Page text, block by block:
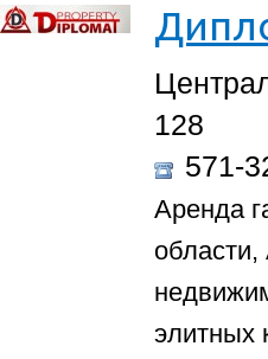
128
571-
Аренда
элитных